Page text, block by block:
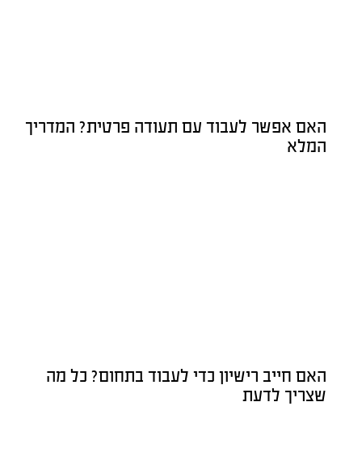
האם אפשר לעבוד עם תעודה פרטית? המדריך
המלא
האם חייב רישיון כדי לעבוד בתחום? כל מה
שצריך לדעת